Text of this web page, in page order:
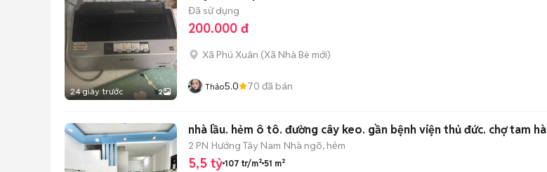
24 giây trước 2
Đã sử dụng
200.000 đ
Xã Phú Xuân (Xã Nhà Bè mới)
Thảo5.0 70 đã bán
nhà lầu. hẻm ô tô. đường cây keo. gần bệnh viện thủ đức. chợ tam hà
2 PN Hướng Tây Nam Nhà ngõ, hẻm
5,5 tỷ 107 tr/m² 51 m²